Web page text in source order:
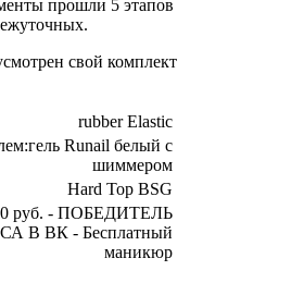
прошли 5 этапов
свой комплект
rubber Elastic
Runail белый с
шиммером
Hard Top BSG
руб. - ПОБЕДИТЕЛЬ
В ВК - Бесплатный
маникюр